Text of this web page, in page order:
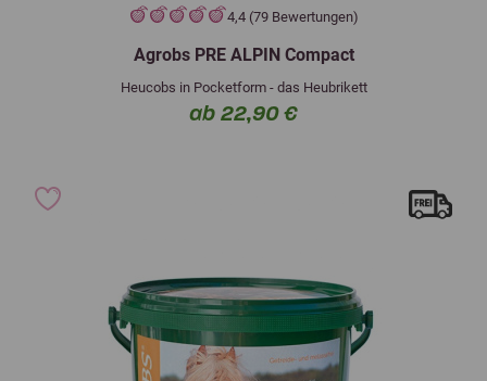
4,4 (79 Bewertungen)
Agrobs PRE ALPIN Compact
Heucobs in Pocketform - das Heubrikett
ab 22,90 €